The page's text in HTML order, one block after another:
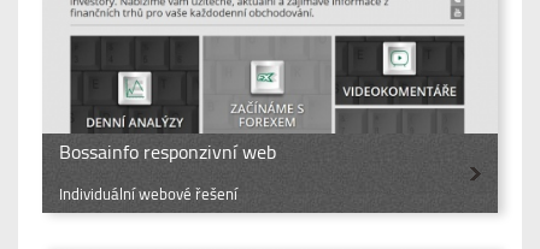
Bossainfo responzivní web
Individuální webové řešení